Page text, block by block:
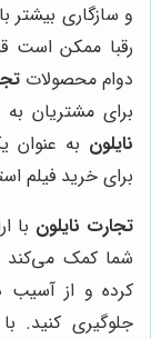
و سازگاری
رقبا ممکن است
دوام محصولات
برای مشتریان
نایلون به عنوان
برای خرید فیلم
تجارت نایلون با
شما کمک می‌کند
کرده و از آسیب
جلوگیری کنید.